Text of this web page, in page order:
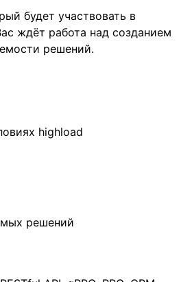
будет участвовать в
ждёт работа над созданием
решений.
highload
решений